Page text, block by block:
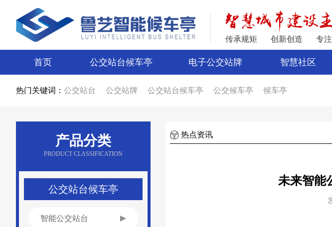
传承规矩 创新创造 专
首页 公交站台候车亭 电子公交站牌 智慧社区
热门关键词： 公交站台 公交站牌 公交站台候车亭 公交候车亭
候车亭
电子站牌厂家
公交站台厂家
候车亭图片
宿迁候车亭
宿迁电子站牌
电子站牌设计
公交站台设计
新款候车亭
新款电子站牌
公交站台报价
不锈钢候车亭
乡镇候车亭
公交站亭厂家
产品分类
PRODUCT CLASSIFICATION
公交站台候车亭
智能公交站台
热点资讯
未来智能